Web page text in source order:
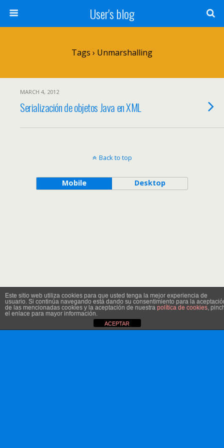
User's blog
Tags › Unmarshalling
MARCH 4, 2012
Serialización de objetos Java en XML
Back to top
Mobile Desktop
Este sitio web utiliza cookies para que usted tenga la mejor experiencia de
usuario. Si continúa navegando está dando su consentimiento para la
de las mencionadas cookies y la aceptación de nuestra política de cookies,
el enlace para mayor información.
ACEPTAR